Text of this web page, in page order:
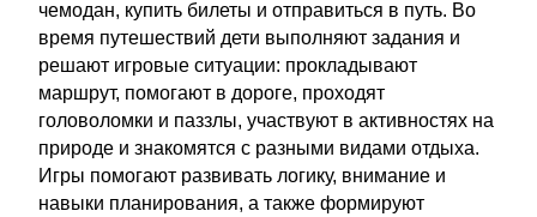
чемодан, купить билеты и отправиться в путь. Во
время путешествий дети выполняют задания и
решают игровые ситуации: прокладывают
маршрут, помогают в дороге, проходят
головоломки и паззлы, участвуют в активностях на
природе и знакомятся с разными видами отдыха.
Игры помогают развивать логику, внимание и
навыки планирования, а также формируют